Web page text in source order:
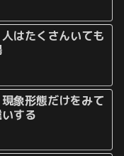
人はたくさんいても
現象形態だけをみて
する